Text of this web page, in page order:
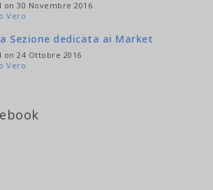
on 30 Novembre 2016
Vero
Sezione dedicata ai Market
on 24 Ottobre 2016
Vero